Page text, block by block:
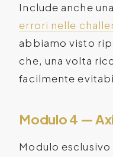
Include anche
errori nelle
abbiamo visto
che, una volta
facilmente
Modulo 4 —
Modulo esclusivo